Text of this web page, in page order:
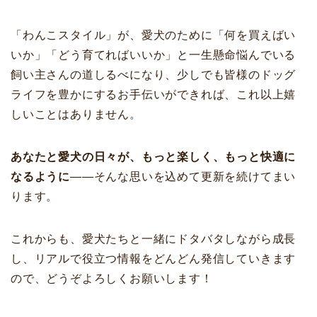
「わんこスタイル」が、愛犬のために「何を買えばい
いか」「どう育てればいいか」と一生懸命悩んでいる
飼い主さんの道しるべになり、少しでも皆様のドッグ
ライフを豊かにするお手伝いができれば、これ以上嬉
しいことはありません。
あなたと愛犬の日々が、もっと楽しく、もっと快適に
なるように――そんな思いを込めて更新を続けてまい
ります。
これからも、愛犬たちと一緒にドタバタしながら成長
し、リアルで役立つ情報をどんどん発信していきます
ので、どうぞよろしくお願いします！